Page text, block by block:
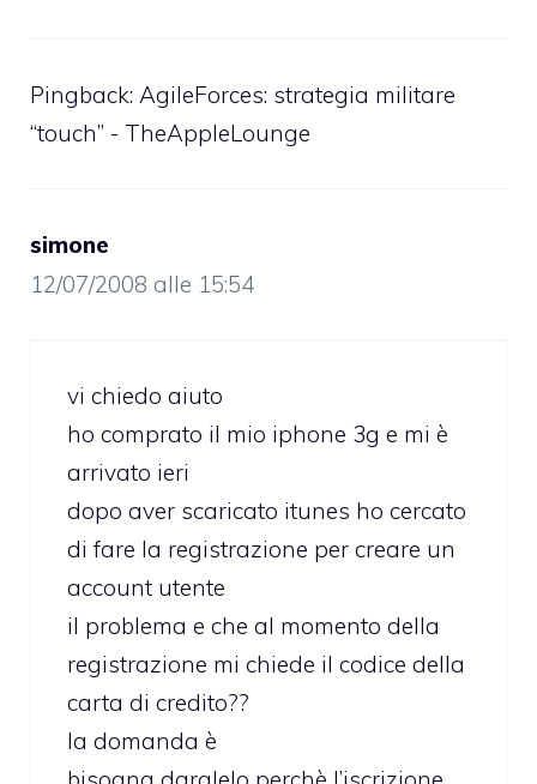
Pingback: AgileForces: strategia militare
“touch” - TheAppleLounge
simone
12/07/2008 alle 15:54
vi chiedo aiuto
ho comprato il mio iphone 3g e mi è
arrivato ieri
dopo aver scaricato itunes ho cercato
di fare la registrazione per creare un
account utente
il problema e che al momento della
registrazione mi chiede il codice della
carta di credito??
la domanda è